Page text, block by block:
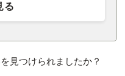
る
見つけられましたか？